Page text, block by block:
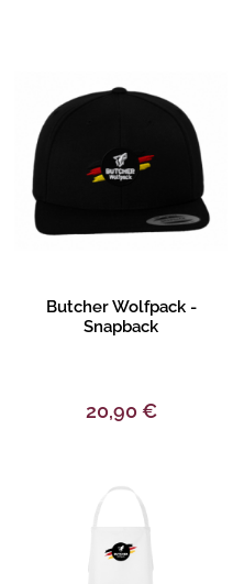
Produktbeschreibung
Butcher Wolfpack -
Snapback
20,90 €